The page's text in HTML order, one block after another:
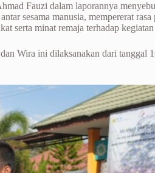
Fauzi dalam laporannya
sesama manusia, mempererat
serta minat remaja terhadap
Wira ini dilaksanakan dari